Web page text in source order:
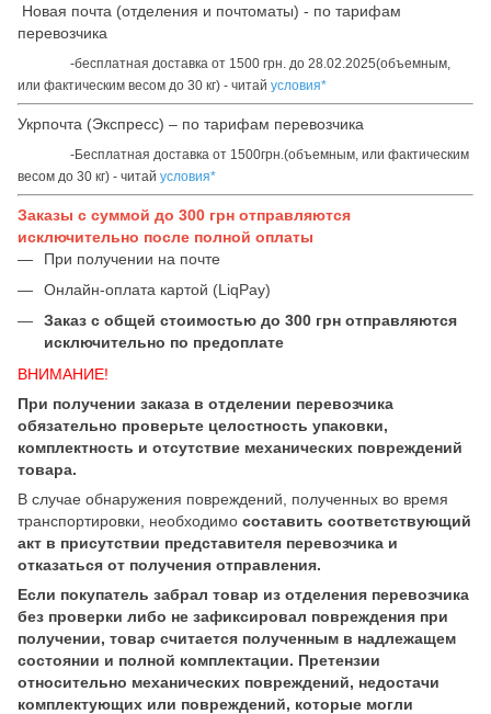
Новая почта (отделения и почтоматы) - по тарифам
перевозчика
-бесплатная доставка от 1500 грн. до 28.02.2025(объемным,
или фактическим весом до 30 кг) - читай условия*
Укрпочта (Экспресс) – по тарифам перевозчика
-Бесплатная доставка от 1500грн.(объемным, или фактическим
весом до 30 кг) - читай условия*
Заказы с суммой до 300 грн отправляются
исключительно после полной оплаты
При получении на почте
Онлайн-оплата картой (LiqPay)
Заказ с общей стоимостью до 300 грн отправляются
исключительно по предоплате
ВНИМАНИЕ!
При получении заказа в отделении перевозчика
обязательно проверьте целостность упаковки,
комплектность и отсутствие механических повреждений
товара.
В случае обнаружения повреждений, полученных во время
транспортировки, необходимо составить соответствующий
акт в присутствии представителя перевозчика и
отказаться от получения отправления.
Если покупатель забрал товар из отделения перевозчика
без проверки либо не зафиксировал повреждения при
получении, товар считается полученным в надлежащем
состоянии и полной комплектации. Претензии
относительно механических повреждений, недостачи
комплектующих или повреждений, которые могли